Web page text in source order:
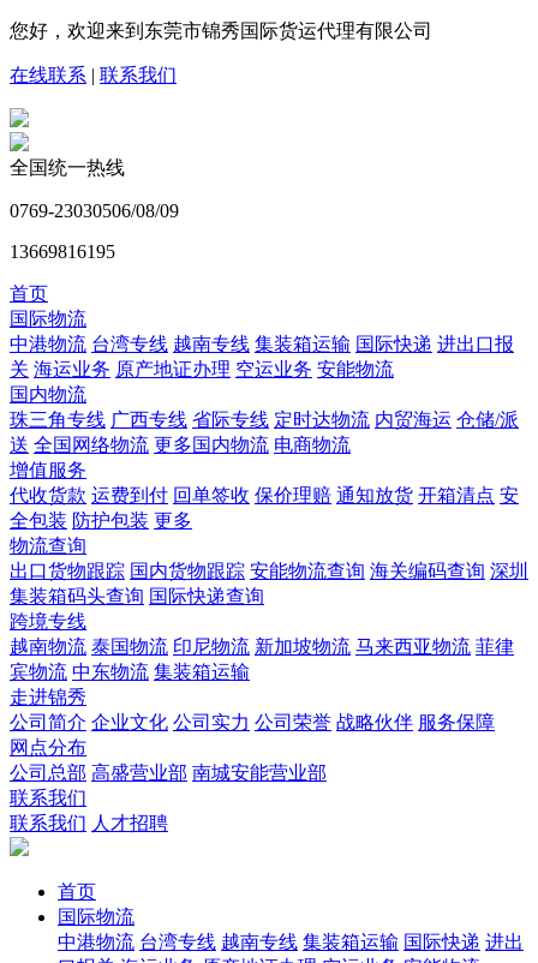
您好，欢迎来到东莞市锦秀国际货运代理有限公司
在线联系 | 联系我们
全国统一热线
0769-23030506/08/09
13669816195
首页
国际物流
中港物流 台湾专线 越南专线 集装箱运输 国际快递 进出口报
关 海运业务 原产地证办理 空运业务 安能物流
国内物流
珠三角专线 广西专线 省际专线 定时达物流 内贸海运 仓储/派
送 全国网络物流 更多国内物流 电商物流
增值服务
代收货款 运费到付 回单签收 保价理赔 通知放货 开箱清点 安
全包装 防护包装 更多
物流查询
出口货物跟踪 国内货物跟踪 安能物流查询 海关编码查询 深圳
集装箱码头查询 国际快递查询
跨境专线
越南物流 泰国物流 印尼物流 新加坡物流 马来西亚物流 菲律
宾物流 中东物流 集装箱运输
走进锦秀
公司简介 企业文化 公司实力 公司荣誉 战略伙伴 服务保障
网点分布
公司总部 高盛营业部 南城安能营业部
联系我们
联系我们 人才招聘
首页
国际物流
中港物流 台湾专线 越南专线 集装箱运输 国际快递 进出